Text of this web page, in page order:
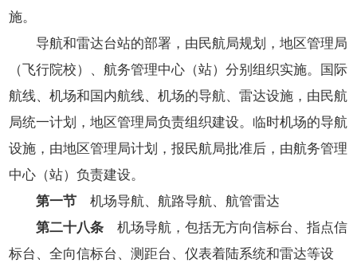
施。
导航和雷达台站的部署，由民航局规划，地区管理局
（飞行院校）、航务管理中心（站）分别组织实施。国际
航线、机场和国内航线、机场的导航、雷达设施，由民航
局统一计划，地区管理局负责组织建设。临时机场的导航
设施，由地区管理局计划，报民航局批准后，由航务管理
中心（站）负责建设。
第一节机场导航、航路导航、航管雷达
第二十八条机场导航，包括无方向信标台、指点信
标台、全向信标台、测距台、仪表着陆系统和雷达等设